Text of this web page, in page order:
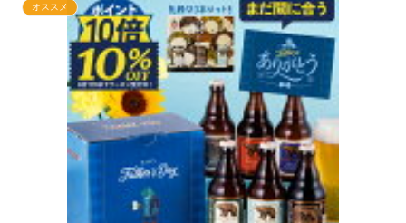
オススメ